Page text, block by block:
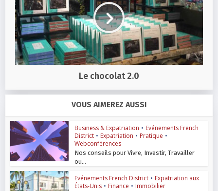
Le chocolat 2.0
VOUS AIMEREZ AUSSI
Business & Expatriation • Evénements French
District • Expatriation • Pratique •
Webconférences
Nos conseils pour Vivre, Investir, Travailler
ou...
Evénements French District • Expatriation aux
États-Unis • Finance • Immobilier